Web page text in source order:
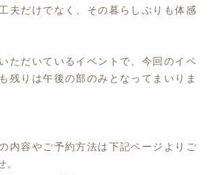
夫だけでなく、その暮らしぶりも体感
ただいているイベントで、今回のイベ
残りは午後の部のみとなってまいりま
内容やご予約方法は下記ページよりご
。